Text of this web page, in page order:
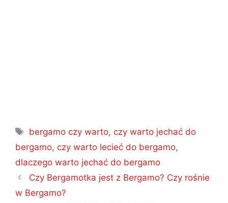
Tagi
bergamo czy warto, czy warto jechać do
bergamo, czy warto lecieć do bergamo,
dlaczego warto jechać do bergamo
Nawigacja
wpisu
Czy Bergamotka jest z Bergamo? Czy rośnie
w Bergamo?